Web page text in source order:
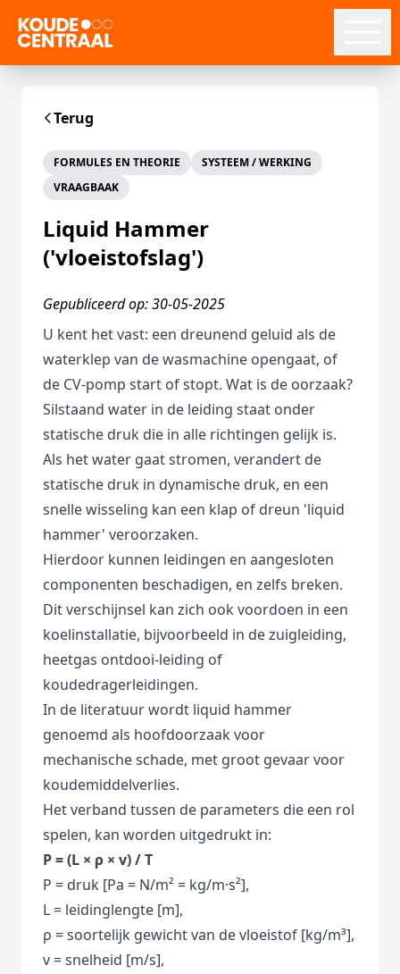
Terug
FORMULES EN THEORIE
SYSTEEM / WERKING
VRAAGBAAK
Liquid Hammer
('vloeistofslag')
Gepubliceerd op: 30-05-2025
U kent het vast: een dreunend geluid als de
waterklep van de wasmachine opengaat, of
de CV-pomp start of stopt. Wat is de oorzaak?
Silstaand water in de leiding staat onder
statische druk die in alle richtingen gelijk is.
Als het water gaat stromen, verandert de
statische druk in dynamische druk, en een
snelle wisseling kan een klap of dreun 'liquid
hammer' veroorzaken.
Hierdoor kunnen leidingen en aangesloten
componenten beschadigen, en zelfs breken.
Dit verschijnsel kan zich ook voordoen in een
koelinstallatie, bijvoorbeeld in de zuigleiding,
heetgas ontdooi-leiding of
koudedragerleidingen.
In de literatuur wordt liquid hammer
genoemd als hoofdoorzaak voor
mechanische schade, met groot gevaar voor
koudemiddelverlies.
Het verband tussen de parameters die een rol
spelen, kan worden uitgedrukt in:
P = (L × ρ × v) / T
P = druk [Pa = N/m² = kg/m·s²],
L = leidinglengte [m],
ρ = soortelijk gewicht van de vloeistof [kg/m³],
v = snelheid [m/s],